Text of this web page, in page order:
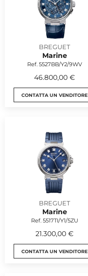
BREGUET
Marine
Ref. 5527BB/Y2/9WV
46.800,00 €
CONTATTA UN VENDITORE
BREGUET
Marine
Ref. 5517TI/Y1/5ZU
21.300,00 €
CONTATTA UN VENDITORE